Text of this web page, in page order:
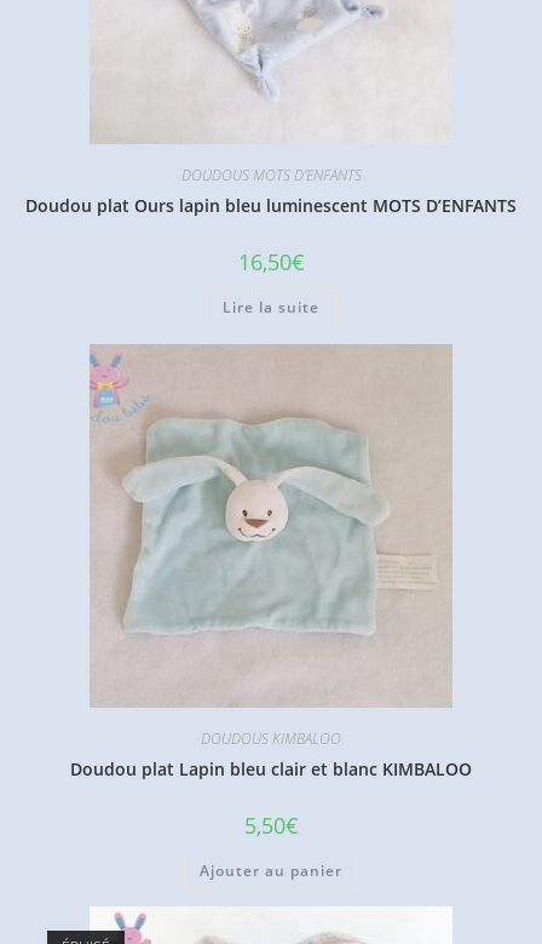
DOUDOUS MOTS D'ENFANTS
Doudou plat Ours lapin bleu luminescent MOTS D’ENFANTS
16,50€
Lire la suite
DOUDOUS KIMBALOO
Doudou plat Lapin bleu clair et blanc KIMBALOO
5,50€
Ajouter au panier